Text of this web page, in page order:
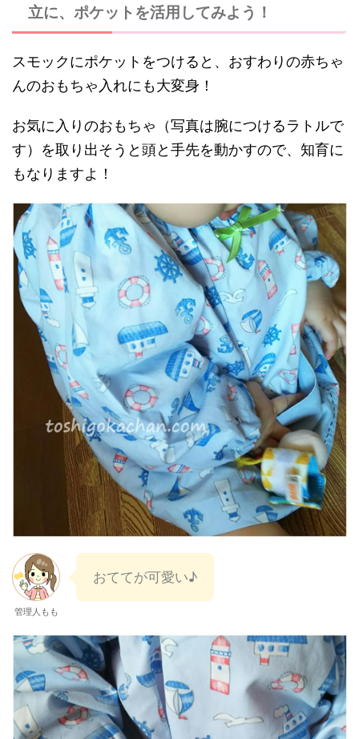
立に、ポケットを活用してみよう！
スモックにポケットをつけると、おすわりの赤ちゃ
んのおもちゃ入れにも大変身！
お気に入りのおもちゃ（写真は腕につけるラトルで
す）を取り出そうと頭と手先を動かすので、知育に
もなりますよ！
管理人もも
おててが可愛い♪